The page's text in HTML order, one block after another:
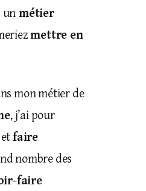
un métier
mettre en
mon métier de
, j’ai pour
etfaire
nombre des
faire